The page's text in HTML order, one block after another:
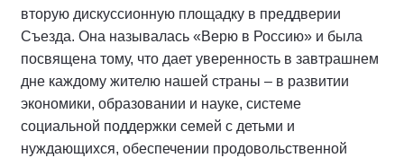
вторую дискуссионную площадку в преддверии
Съезда. Она называлась «Верю в Россию» и была
посвящена тому, что дает уверенность в завтрашнем
дне каждому жителю нашей страны – в развитии
экономики, образовании и науке, системе
социальной поддержки семей с детьми и
нуждающихся, обеспечении продовольственной